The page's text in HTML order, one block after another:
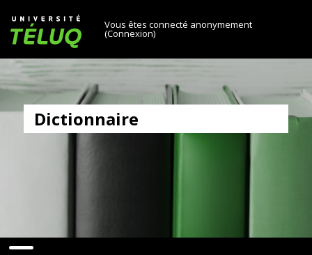
Université TÉLUQ
Vous êtes connecté anonymement
(Connexion)
Dictionnaire